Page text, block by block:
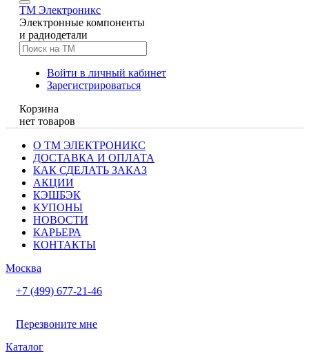
TM Электроникс
Электронные компоненты
и радиодетали
Войти в личный кабинет
Зарегистрироваться
Корзина
нет товаров
О ТМ ЭЛЕКТРОНИКС
ДОСТАВКА И ОПЛАТА
КАК СДЕЛАТЬ ЗАКАЗ
АКЦИИ
КЭШБЭК
КУПОНЫ
НОВОСТИ
КАРЬЕРА
КОНТАКТЫ
Москва
+7 (499) 677-21-46
Перезвоните мне
Каталог